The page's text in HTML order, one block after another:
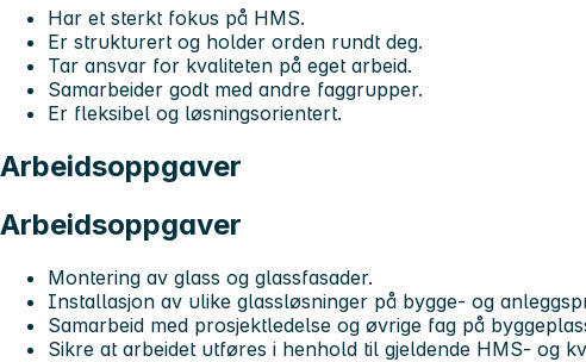
Har et sterkt fokus på HMS.
Er strukturert og holder orden rundt deg.
Tar ansvar for kvaliteten på eget arbeid.
Samarbeider godt med andre faggrupper.
Er fleksibel og løsningsorientert.
Arbeidsoppgaver
Arbeidsoppgaver
Montering av glass og glassfasader.
Installasjon av ulike glassløsninger på bygge- og
Samarbeid med prosjektledelse og øvrige fag på
Sikre at arbeidet utføres i henhold til gjeldende HMS- og